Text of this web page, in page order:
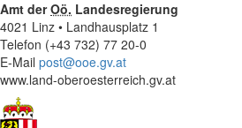
Amt derOö. Landesregierung
4021 Linz • Landhausplatz 1
Telefon (+43 732) 77 20-0
E-Mail post@ooe.gv.at
www.land-oberoesterreich.gv.at